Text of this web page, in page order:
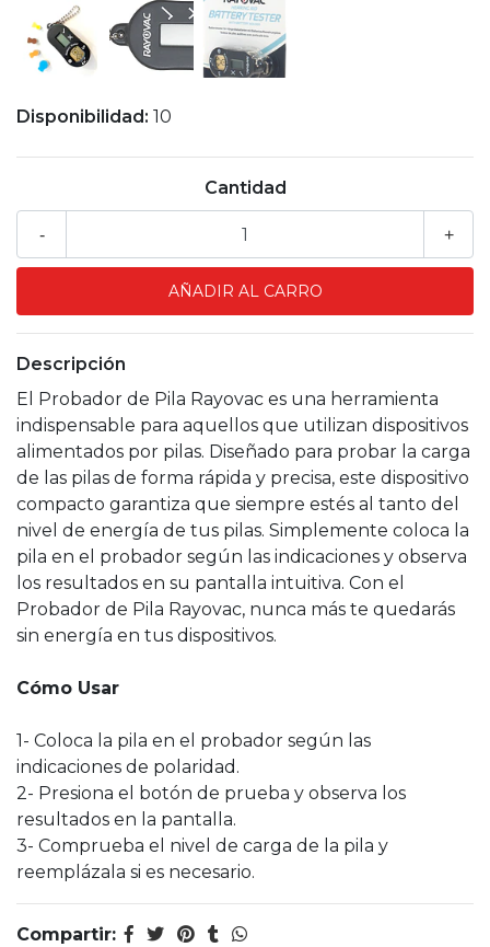
Disponibilidad: 10
Cantidad
+
-
Descripción
El Probador de Pila Rayovac es una herramienta
indispensable para aquellos que utilizan dispositivos
alimentados por pilas. Diseñado para probar la carga
de las pilas de forma rápida y precisa, este dispositivo
compacto garantiza que siempre estés al tanto del
nivel de energía de tus pilas. Simplemente coloca la
pila en el probador según las indicaciones y observa
los resultados en su pantalla intuitiva. Con el
Probador de Pila Rayovac, nunca más te quedarás
sin energía en tus dispositivos.
Cómo Usar
1- Coloca la pila en el probador según las
indicaciones de polaridad.
2- Presiona el botón de prueba y observa los
resultados en la pantalla.
3- Comprueba el nivel de carga de la pila y
reemplázala si es necesario.
Compartir: